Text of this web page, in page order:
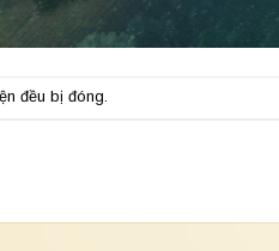
đều bị đóng.